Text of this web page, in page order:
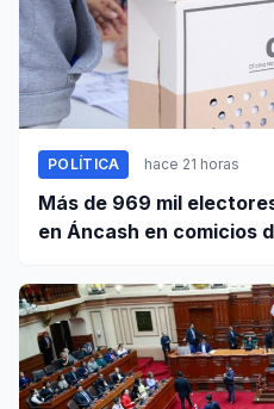
POLÍTICA hace 21 horas
Más de 969 mil
en Áncash en comicios